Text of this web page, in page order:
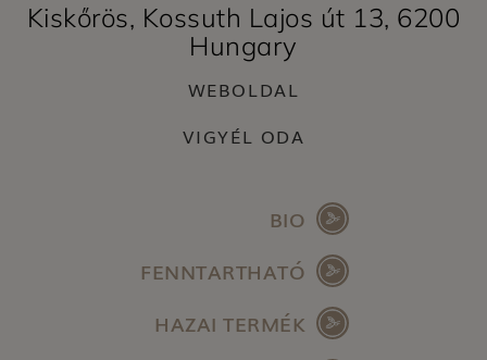
Kiskőrös, Kossuth Lajos út 13, 6200
Hungary
WEBOLDAL
VIGYÉL ODA
BIO
FENNTARTHATÓ
HAZAI TERMÉK